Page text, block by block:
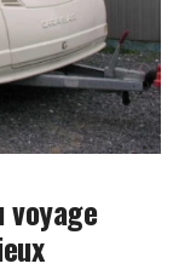
voyage